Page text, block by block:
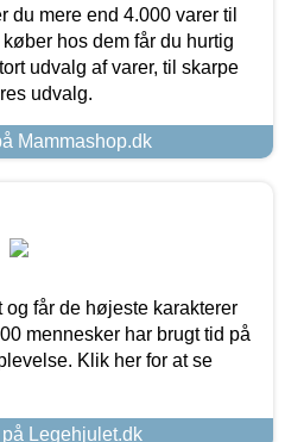
du mere end 4.000 varer til
hos dem får du hurtig
udvalg af varer, til skarpe
udvalg.
Mammashop.dk
får de højeste karakterer
mennesker har brugt tid på
Klik her for at se
Legehjulet.dk